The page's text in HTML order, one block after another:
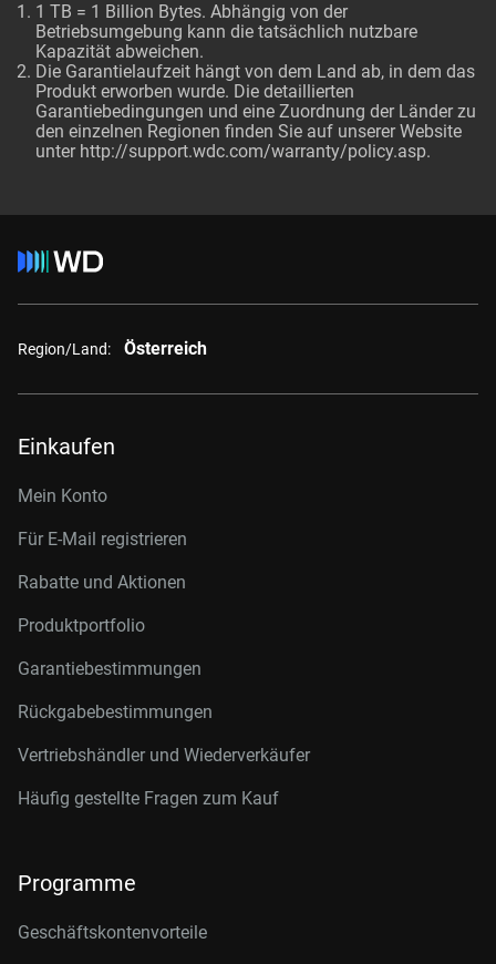
1 TB = 1 Billion Bytes. Abhängig von der
Betriebsumgebung kann die tatsächlich nutzbare
Kapazität abweichen.
Die Garantielaufzeit hängt von dem Land ab, in dem das
Produkt erworben wurde. Die detaillierten
Garantiebedingungen und eine Zuordnung der Länder zu
den einzelnen Regionen finden Sie auf unserer Website
unter http://support.wdc.com/warranty/policy.asp.
Region/Land: Österreich
Einkaufen
Mein Konto
Für E-Mail registrieren
Rabatte und Aktionen
Produktportfolio
Garantiebestimmungen
Rückgabebestimmungen
Vertriebshändler und Wiederverkäufer
Häufig gestellte Fragen zum Kauf
Programme
Geschäftskontenvorteile